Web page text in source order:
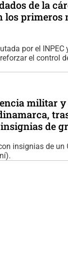
de la
los primeros
por el INPEC
el control
militar
de
insignias de un